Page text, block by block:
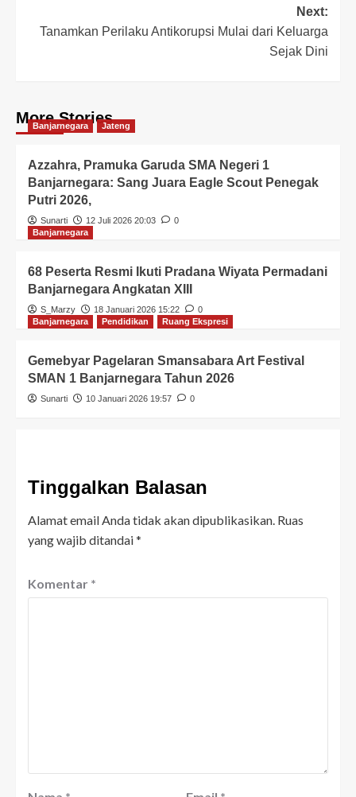
Next:
Tanamkan Perilaku Antikorupsi Mulai dari Keluarga
Sejak Dini
More Stories
Banjarnegara Jateng
Azzahra, Pramuka Garuda SMA Negeri 1
Banjarnegara: Sang Juara Eagle Scout Penegak
Putri 2026,
Sunarti 12 Juli 2026 20:03
0
Banjarnegara
68 Peserta Resmi Ikuti Pradana Wiyata Permadani
Banjarnegara Angkatan XIII
S_Marzy 18 Januari 2026 15:22
0
Banjarnegara
Pendidikan Ruang Ekspresi
Gemebyar Pagelaran Smansabara Art Festival
SMAN 1 Banjarnegara Tahun 2026
Sunarti 10 Januari 2026 19:57 0
Tinggalkan Balasan
Alamat email Anda tidak akan dipublikasikan. Ruas
yang wajib ditandai*
Komentar *